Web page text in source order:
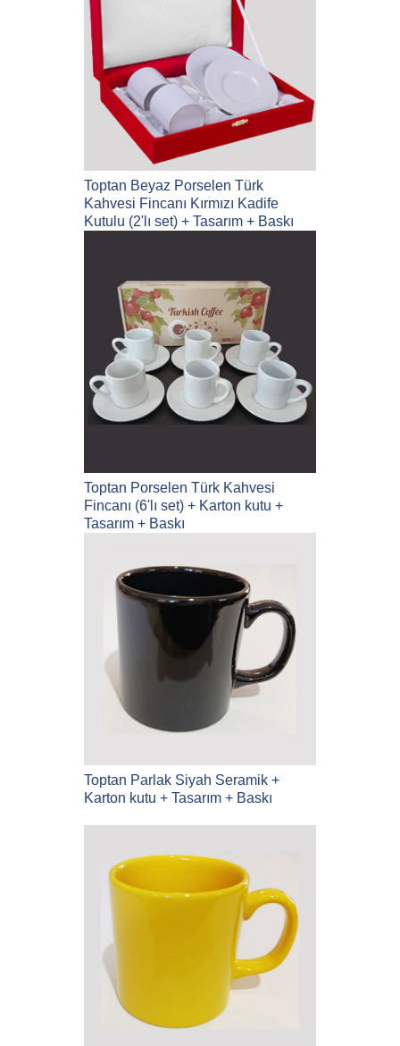
Toptan Beyaz Porselen Türk
Kahvesi Fincanı Kırmızı Kadife
Kutulu (2'lı set) + Tasarım + Baskı
Toptan Porselen Türk Kahvesi
Fincanı (6'lı set) + Karton kutu +
Tasarım + Baskı
Toptan Parlak Siyah Seramik +
Karton kutu + Tasarım + Baskı